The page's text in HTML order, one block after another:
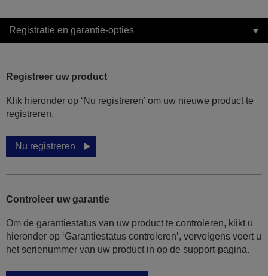
Registratie en garantie-opties
Registreer uw product
Klik hieronder op ‘Nu registreren’ om uw nieuwe product te
registreren.
Nu registreren
Controleer uw garantie
Om de garantiestatus van uw product te controleren, klikt u
hieronder op ‘Garantiestatus controleren’, vervolgens voert u
het serienummer van uw product in op de support-pagina.